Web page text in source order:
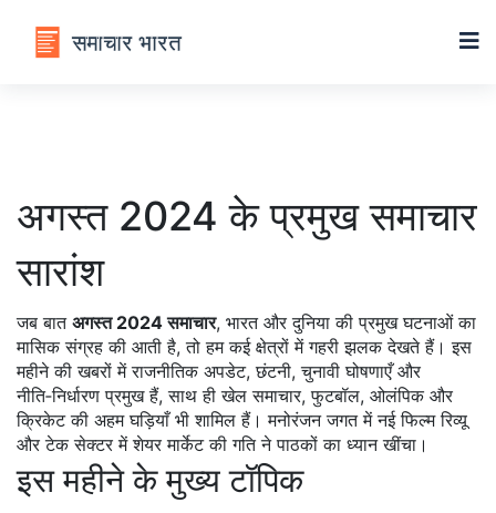
अगस्त 2024 के प्रमुख समाचार
सारांश
जब बात अगस्त 2024 समाचार, भारत और दुनिया की प्रमुख घटनाओं का
मासिक संग्रह की आती है, तो हम कई क्षेत्रों में गहरी झलक देखते हैं। इस
महीने की खबरों मेंराजनीतिक अपडेट,छंटनी, चुनावी घोषणाएँ और
नीति‑निर्धारण प्रमुख हैं, साथ हीखेल समाचार,फुटबॉल, ओलंपिक और
क्रिकेट की अहम घड़ियाँभी शामिल हैं। मनोरंजन जगत में नई फिल्म रिव्यू
और टेक सेक्टर में शेयर मार्केट की गति ने पाठकों का ध्यान खींचा।
इस महीने के मुख्य टॉपिक